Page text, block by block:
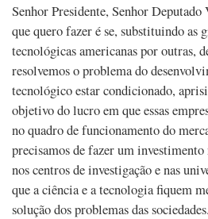
Senhor Presidente, Senhor
que quero fazer é se, substituindo as
tecnológicas americanas por outras,
resolvemos o problema do
tecnológico estar condicionado,
objetivo do lucro em que essas
no quadro de funcionamento do
precisamos de fazer um
nos centros de investigação e nas
que a ciência e a tecnologia fiquem
solução dos problemas das sociedades.